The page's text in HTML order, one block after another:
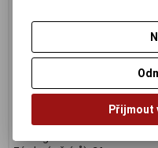
Měnič RDTY500D TOURNEY
Výrobce:Shimano
Přijmout